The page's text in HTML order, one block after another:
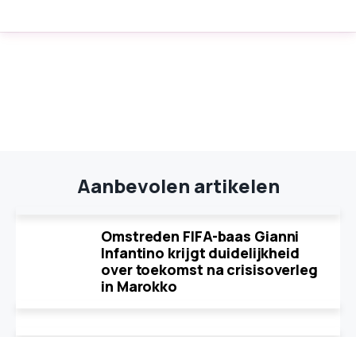
Aanbevolen artikelen
Omstreden FIFA-baas Gianni
Infantino krijgt duidelijkheid
over toekomst na crisisoverleg
in Marokko